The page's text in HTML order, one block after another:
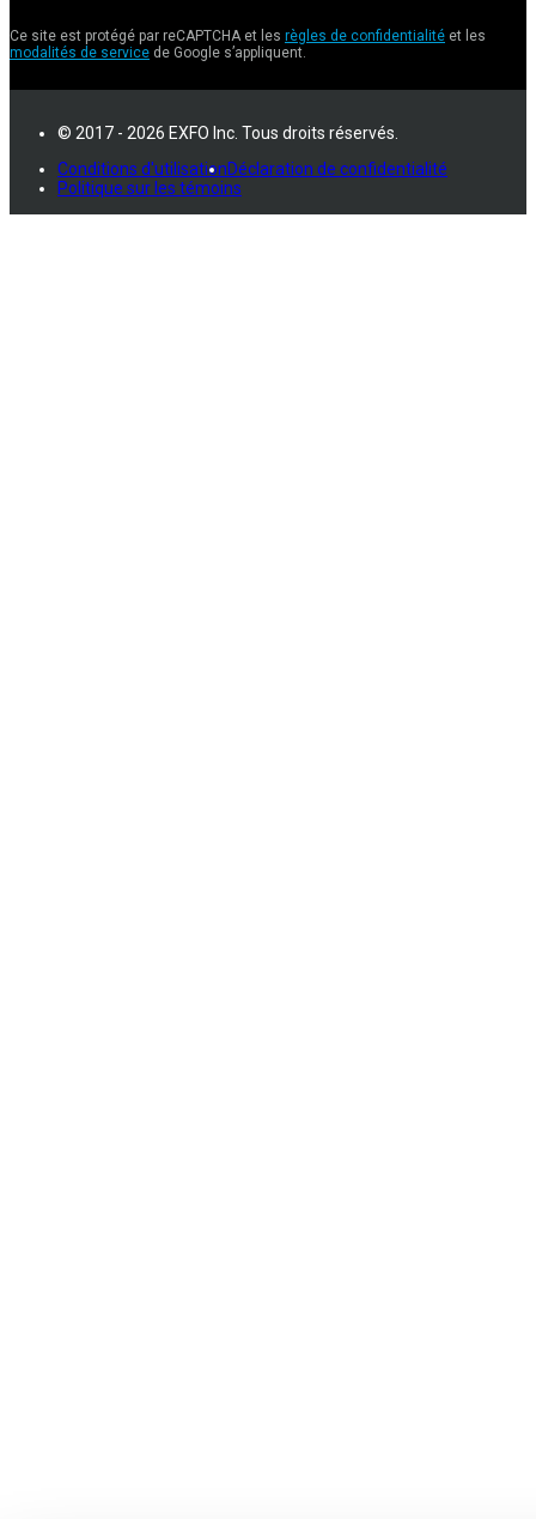
Ce site est protégé par reCAPTCHA et les règles de confidentialité et les
modalités de service de Google s’appliquent.
© 2017 - 2026 EXFO Inc. Tous droits réservés.
Conditions d'utilisationDéclaration de confidentialité
Politique sur les témoins